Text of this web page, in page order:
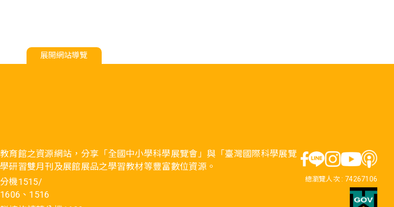
展開網站導覽
育館之資源網站，分享「全國中小學科學展覽會」與「臺灣國際科學展覽
研習雙月刊及展館展品之學習教材等豐富數位資源。
機1515/
、1516
總瀏覽人次 : 74267106